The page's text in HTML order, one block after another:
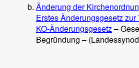
Änderung der
Erstes Änderungsgesetz zur
KO-Änderungsgesetz–
Begründung –